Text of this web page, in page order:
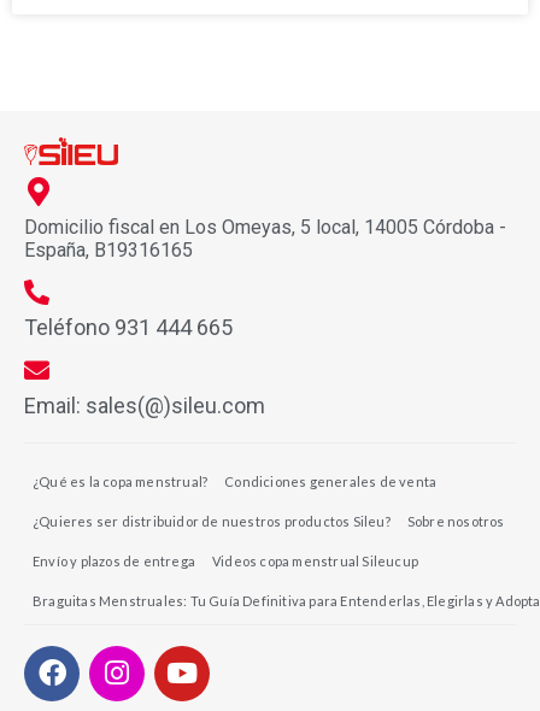
Domicilio fiscal en Los Omeyas, 5 local, 14005 Córdoba -
España, B19316165
Teléfono 931 444 665
Email: sales(@)sileu.com
¿Qué es la copa menstrual? Condiciones generales de venta
¿Quieres ser distribuidor de nuestros productos Sileu? Sobre nosotros
Envío y plazos de entrega Videos copa menstrual Sileucup
Braguitas Menstruales: Tu Guía Definitiva para Entenderlas, Elegirlas y